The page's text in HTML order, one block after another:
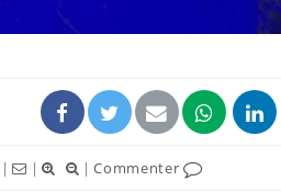
| | |Commenter
Bilan prévention : ce